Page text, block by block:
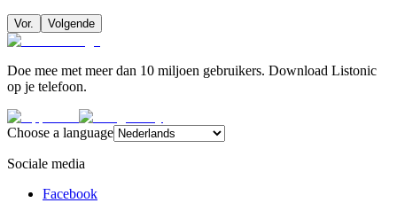
Vor. Volgende
Doe mee met meer dan 10 miljoen gebruikers. Download Listonic
op je telefoon.
Choose a language
Sociale media
Facebook